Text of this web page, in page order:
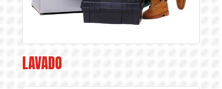
LAVADO